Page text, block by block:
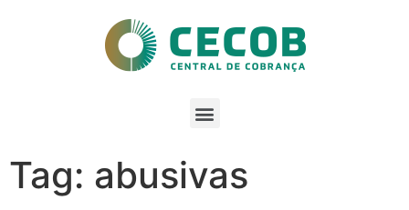
Tag: abusivas